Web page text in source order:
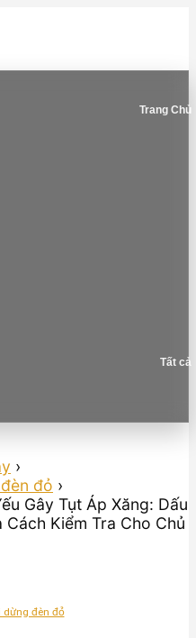
Trang Chủ
Tất cả
›
đỏ ›
Gây Tụt Áp Xăng: Dấu
Cách Kiểm Tra Cho Chủ
dừng đèn đỏ